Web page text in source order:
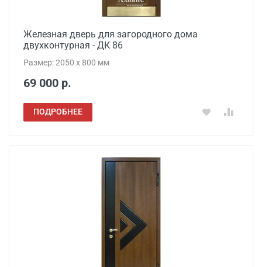
Железная дверь для загородного дома
двухконтурная - ДК 86
Размер: 2050 x 800 мм
69 000 р.
ПОДРОБНЕЕ